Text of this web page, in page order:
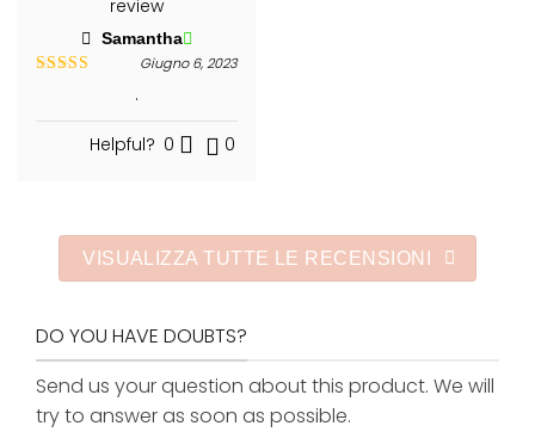
Samantha
Giugno 6, 2023
.
Helpful? 0 0
VISUALIZZA TUTTE LE RECENSIONI
DO YOU HAVE DOUBTS?
Send us your question about this product. We will
try to answer as soon as possible.